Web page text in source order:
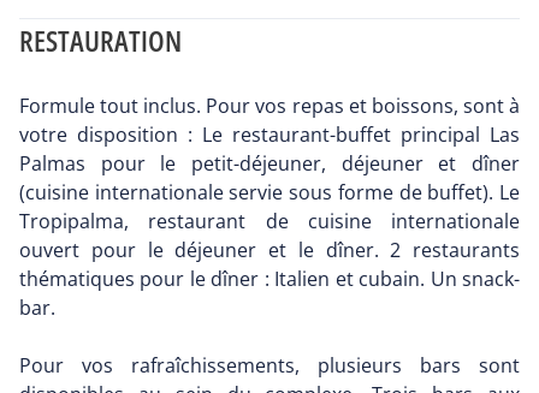
RESTAURATION
Formule tout inclus. Pour vos repas et boissons, sont à
votre disposition : Le restaurant-buffet principal Las
Palmas pour le petit-déjeuner, déjeuner et dîner
(cuisine internationale servie sous forme de buffet). Le
Tropipalma, restaurant de cuisine internationale
ouvert pour le déjeuner et le dîner. 2 restaurants
thématiques pour le dîner : Italien et cubain. Un snack-
bar.
Pour vos rafraîchissements, plusieurs bars sont